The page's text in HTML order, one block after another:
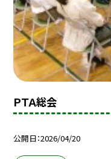
ＰＴＡ総会
公開日 2026/04/20